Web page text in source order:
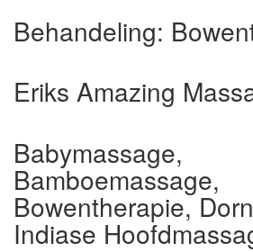
Behandeling:
Eriks Amazing
Babymassage,
Bamboemassage,
Bowentherapie,
Indiase